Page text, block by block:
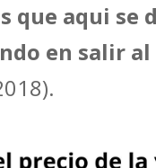
que aqui se
en salir